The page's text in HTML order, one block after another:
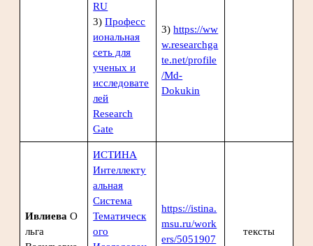
RU
3)Професс
иональная
сеть для
ученых и
исследовате
лей
Research
Gate
3)https://ww
w.researchga
te.net/profile
/Md-
Dokukin
Ивлиева О
льга
ИСТИНА
Интеллекту
альная
Система
Тематическ
ого
https://istina.
msu.ru/work
ers/5051907
тексты